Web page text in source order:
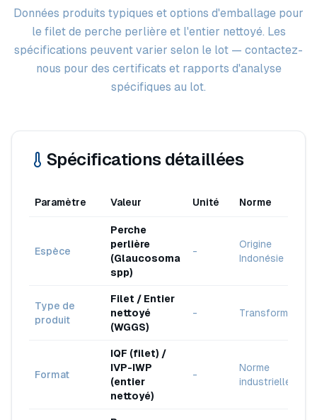
Données produits typiques et options d'emballage pour
le filet de perche perlière et l'entier nettoyé. Les
spécifications peuvent varier selon le lot — contactez-
nous pour des certificats et rapports d'analyse
spécifiques au lot.
Spécifications détaillées
Paramètre Valeur Unité Norme
Espèce
Perche
perlière
(Glaucosoma
spp)
-
Origine
Indonésie
Type de
produit
Filet / Entier
nettoyé
(WGGS)
- Transformé
Format
IQF (filet) /
IVP-IWP
(entier
nettoyé)
-
Norme
industrielle